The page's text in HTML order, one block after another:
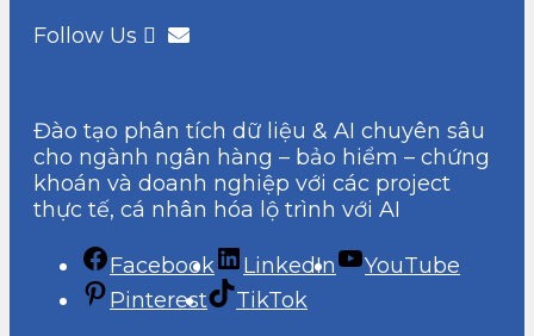
Follow Us
Đào tạo phân tích dữ liệu & AI chuyên sâu
cho ngành ngân hàng – bảo hiểm – chứng
khoán và doanh nghiệp với các project
thực tế, cá nhân hóa lộ trình với AI
Facebook LinkedIn
YouTube
Pinterest
TikTok